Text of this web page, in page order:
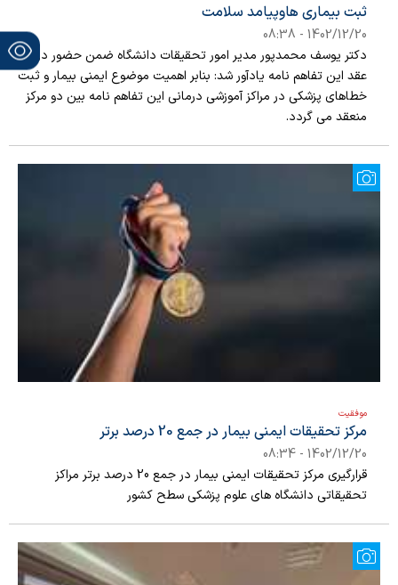
ثبت بیماری هاوپیامد سلامت
1402/12/20 - 08:38
دکتر یوسف محمدپور مدیر امور تحقیقات دانشگاه ضمن حضور در آیین
عقد این تفاهم نامه یادآور شد: بنابر اهمیت موضوع ایمنی بیمار و ثبت
خطاهای پزشکی در مراکز آموزشی درمانی این تفاهم نامه بین دو مرکز
منعقد می گردد.
موفقیت
مرکز تحقیقات ایمنی بیمار در جمع 20 درصد برتر
1402/12/20 - 08:34
قرارگیری مرکز تحقیقات ایمنی بیمار در جمع 20 درصد برتر مراکز
تحقیقاتی دانشگاه های علوم پزشکی سطح کشور